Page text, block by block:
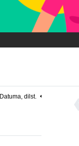
Datuma, dilst.